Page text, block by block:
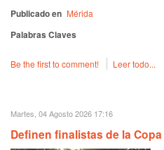
Publicado en Mérida
Palabras Claves
Be the first to comment! Leer todo...
Martes, 04 Agosto 2026 17:16
Definen finalistas de la